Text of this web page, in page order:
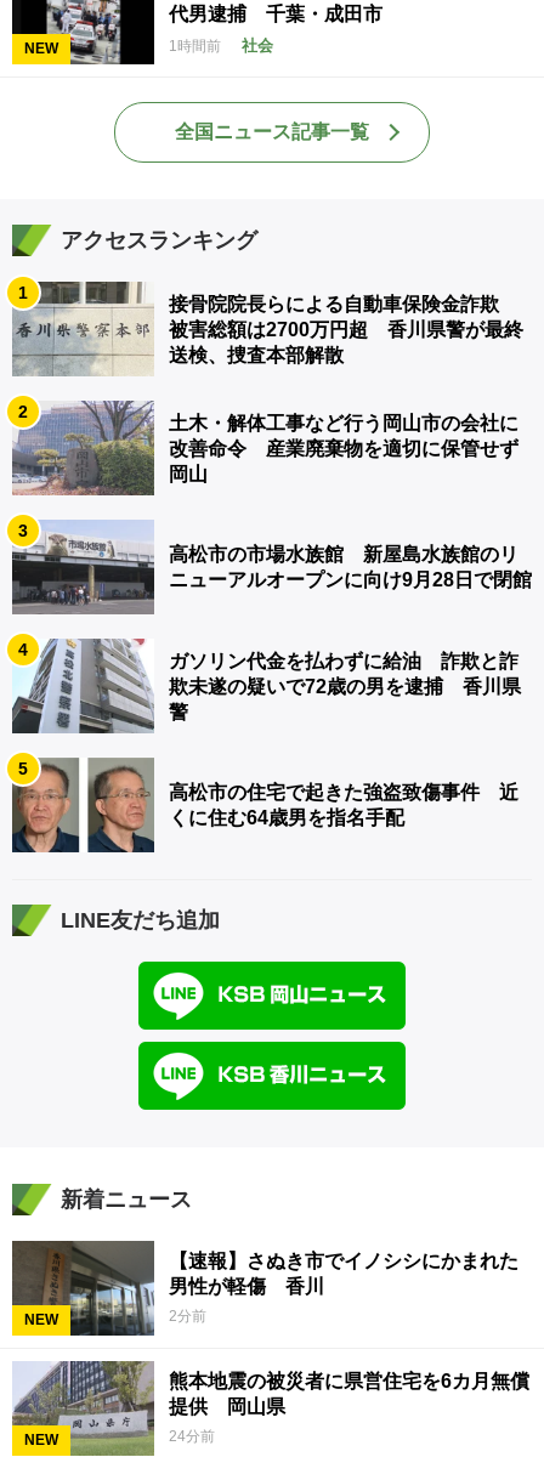
NEW
代男逮捕 千葉・成田市
1時間前 社会
全国ニュース記事一覧
アクセスランキング
1
接骨院院長らによる自動車保険金詐欺
被害総額は2700万円超 香川県警が最終
送検、捜査本部解散
2
土木・解体工事など行う岡山市の会社に
改善命令 産業廃棄物を適切に保管せず
岡山
3
高松市の市場水族館 新屋島水族館のリ
ニューアルオープンに向け9月28日で閉館
4
ガソリン代金を払わずに給油 詐欺と詐
欺未遂の疑いで72歳の男を逮捕 香川県
警
5
高松市の住宅で起きた強盗致傷事件 近
くに住む64歳男を指名手配
LINE友だち追加
新着ニュース
NEW
【速報】さぬき市でイノシシにかまれた
男性が軽傷 香川
2分前
NEW
熊本地震の被災者に県営住宅を6カ月無償
提供 岡山県
24分前